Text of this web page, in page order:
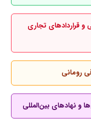
و قراردادهای تجاری
رومانی
و نهادهای بین‌المللی